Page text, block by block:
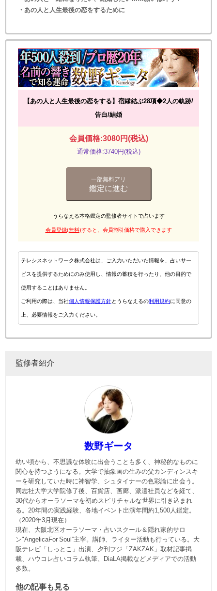
・あの人と人生最後の恋をするために
【あの人と人生最後の恋をする】宿縁結ぶ28項◆2人の軌跡/
告白/結婚
会員価格:3080円(税込)
通常価格:3740円(税込)
一部無料アリ
鑑定に進む
うらなえる本格鑑定の監修者サイトで占います
会員登録(無料)すると、会員割引価格で購入できます
テレシスネットワーク株式会社は、ご入力いただいた情報を、占いサー
ビスを提供するためにのみ使用し、情報の蓄積を行ったり、他の目的で
使用することはありません。
ご利用の際は、当社個人情報保護方針とうらなえるの利用規約に同意の
上、必要情報をご入力ください。
監修者紹介
数野ギータ
幼い頃から、不思議な体験に出会うことも多く、神秘的なものに
関心を持つようになる。大学で抽象画の生みの父カンディンスキ
ーを研究していた時に神智学、シュタイナーの色彩論に出会う。
同志社大学大学院修了後、百貨店、画廊、派遣社員などを経て、
30代からオーラソーマを初めスピリチャルな世界に引き込まれ
る。20年間の実践経験、各地イベント出演年間約1,500人鑑定。
（2020年3月現在）
現在、大阪北区オーラソーマ・占いスクール＆隠れ家的サロ
ン"AngelicaFor Soul”主宰。講師、ライター活動も行っている。大
阪テレビ「しっとこ」出演、夕刊フジ「ZAKZAK」取材記事掲
載、ハウコレ占いコラム執筆、DiaLA掲載などメディアでの活動
多数。
他の記事も見る